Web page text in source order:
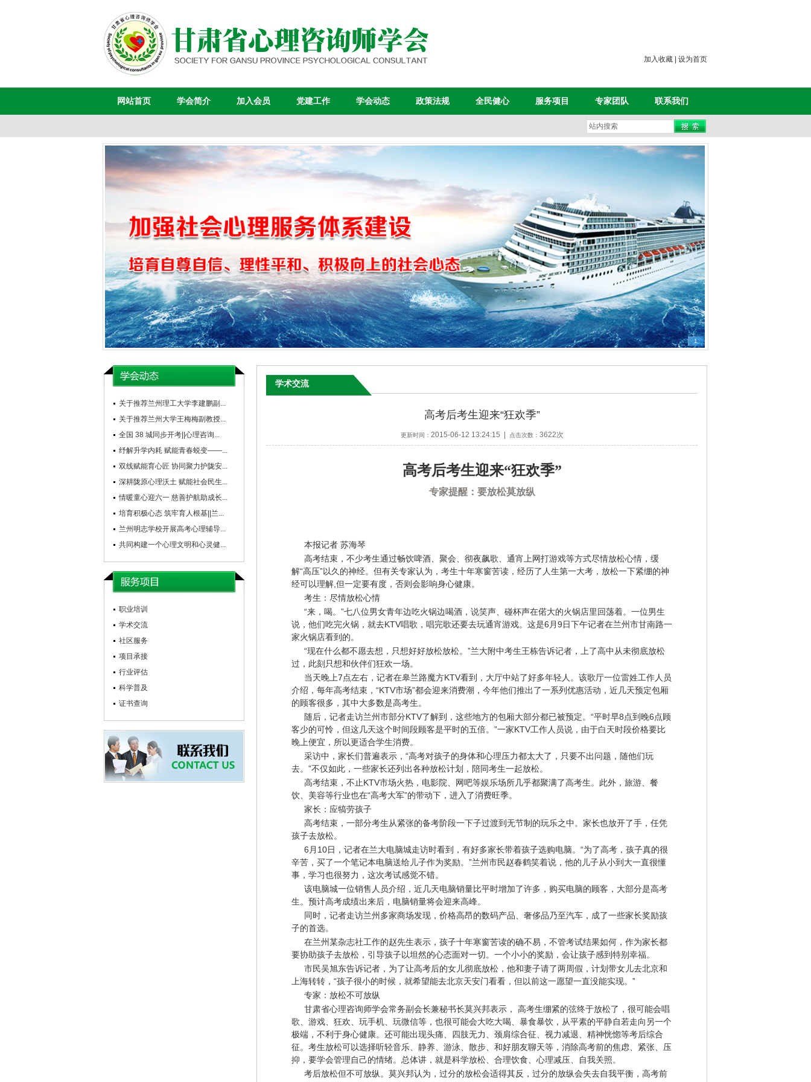
加入收藏 设为首页
网站首页 学会简介 加入会员 党建工作 学会动态 政策法规 全民健心 服务项目 专家团队 联系我们
1
关于推荐兰州理工大学李建鹏副...
关于推荐兰州大学王梅梅副教授...
全国 38 城同步开考||心理咨询...
纾解升学内耗 赋能青春蜕变——...
双线赋能育心匠 协同聚力护陇安...
深耕陇原心理沃土 赋能社会民生...
情暖童心迎六一 慈善护航助成长...
培育积极心态 筑牢育人根基||兰...
兰州明志学校开展高考心理辅导...
共同构建一个心理文明和心灵健...
职业培训
学术交流
社区服务
项目承接
行业评估
科学普及
证书查询
学术交流
高考后考生迎来“狂欢季”
更新时间： 2015-06-12 13:24:15 | 点击次数： 3622次
高考后考生迎来“狂欢季”
专家提醒：要放松莫放纵
本报记者 苏海琴
高考结束，不少考生通过畅饮啤酒、聚会、彻夜飙歌、通宵上网打游戏等方式尽情放松心情，缓
解“高压”以久的神经。但有关专家认为，考生十年寒窗苦读，经历了人生第一大考，放松一下紧绷的神
经可以理解,但一定要有度，否则会影响身心健康。
考生：尽情放松心情
“来，喝。”七八位男女青年边吃火锅边喝酒，说笑声、碰杯声在偌大的火锅店里回荡着。一位男生
说，他们吃完火锅，就去KTV唱歌，唱完歌还要去玩通宵游戏。这是6月9日下午记者在兰州市甘南路一
家火锅店看到的。
“现在什么都不愿去想，只想好好放松放松。”兰大附中考生王栋告诉记者，上了高中从未彻底放松
过，此刻只想和伙伴们狂欢一场。
当天晚上7点左右，记者在皋兰路魔方KTV看到，大厅中站了好多年轻人。该歌厅一位雷姓工作人员
介绍，每年高考结束，“KTV市场”都会迎来消费潮，今年他们推出了一系列优惠活动，近几天预定包厢
的顾客很多，其中大多数是高考生。
随后，记者走访兰州市部分KTV了解到，这些地方的包厢大部分都已被预定。“平时早8点到晚6点顾
客少的可怜，但这几天这个时间段顾客是平时的五倍。”一家KTV工作人员说，由于白天时段价格要比
晚上便宜，所以更适合学生消费。
采访中，家长们普遍表示，“高考对孩子的身体和心理压力都太大了，只要不出问题，随他们玩
去。”不仅如此，一些家长还列出各种放松计划，陪同考生一起放松。
高考结束，不止KTV市场火热，电影院、网吧等娱乐场所几乎都聚满了高考生。此外，旅游、餐
饮、美容等行业也在“高考大军”的带动下，进入了消费旺季。
家长：应犒劳孩子
高考结束，一部分考生从紧张的备考阶段一下子过渡到无节制的玩乐之中。家长也放开了手，任凭
孩子去放松。
6月10日，记者在兰大电脑城走访时看到，有好多家长带着孩子选购电脑。“为了高考，孩子真的很
辛苦，买了一个笔记本电脑送给儿子作为奖励。”兰州市民赵春鹤笑着说，他的儿子从小到大一直很懂
事，学习也很努力，这次考试感觉不错。
该电脑城一位销售人员介绍，近几天电脑销量比平时增加了许多，购买电脑的顾客，大部分是高考
生。预计高考成绩出来后，电脑销量将会迎来高峰。
同时，记者走访兰州多家商场发现，价格高昂的数码产品、奢侈品乃至汽车，成了一些家长奖励孩
子的首选。
在兰州某杂志社工作的赵先生表示，孩子十年寒窗苦读的确不易，不管考试结果如何，作为家长都
要协助孩子去放松，引导孩子以坦然的心态面对一切。一个小小的奖励，会让孩子感到特别幸福。
市民吴旭东告诉记者，为了让高考后的女儿彻底放松，他和妻子请了两周假，计划带女儿去北京和
上海转转，“孩子很小的时候，就希望能去北京天安门看看，但以前这一愿望一直没能实现。”
专家：放松不可放纵
甘肃省心理咨询师学会常务副会长兼秘书长莫兴邦表示， 高考生绷紧的弦终于放松了，很可能会唱
歌、游戏、狂欢、玩手机、玩微信等，也很可能会大吃大喝、暴食暴饮，从平素的平静自若走向另一个
极端，不利于身心健康。还可能出现头痛、四肢无力、颈肩综合征、视力减退、精神恍惚等考后综合
征。考生放松可以选择听轻音乐、静养、游泳、散步、和好朋友聊天等，消除高考前的焦虑、紧张、压
抑，要学会管理自己的情绪。总体讲，就是科学放松、合理饮食、心理减压、自我关照。
考后放松但不可放纵。莫兴邦认为，过分的放松会适得其反，过分的放纵会失去自我平衡，高考前